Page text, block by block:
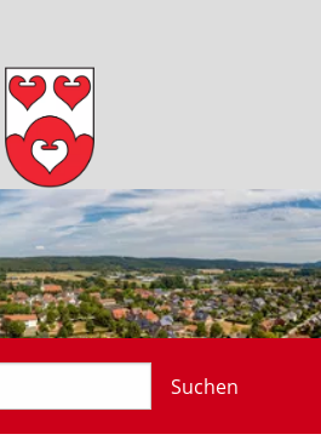
Suchen